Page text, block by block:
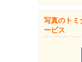
写真のトミ
ービス